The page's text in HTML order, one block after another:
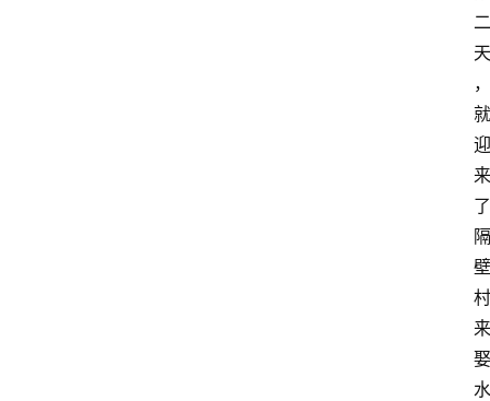
二
天
，
就
迎
来
了
隔
壁
村
来
娶
水